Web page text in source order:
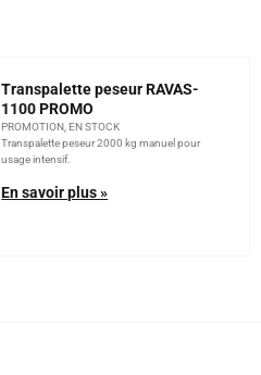
Transpalette peseur RAVAS-
1100 PROMO
PROMOTION, EN STOCK
Transpalette peseur 2000 kg manuel pour
usage intensif.
En savoir plus »